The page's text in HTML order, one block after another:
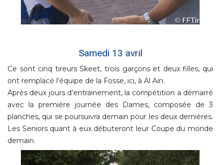
Samedi 13 avril
Ce sont cinq tireurs Skeet, trois garçons et deux filles, qui
ont remplacé l’équipe de la Fosse, ici, à Al Ain.
Après deux jours d’entrainement, la compétition a démarré
avec la première journée des Dames, composée de 3
planches, qui se poursuivra demain pour les deux dernières.
Les Seniors quant à eux débuteront leur Coupe du monde
demain.